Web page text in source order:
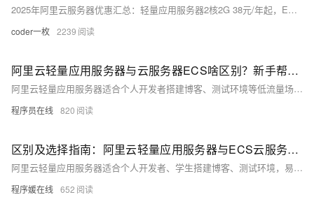
2025年阿里云服务器优惠汇总：轻量应用服务器2核2G 38元/年起，ECS 2核2G 99元/年，2核4G 199元/年，4核16G 89元/月，8核32G 160元/月，香港轻量25元/月起，新老用户同享，续费同价。
coder一枚 2239
阿里云轻量应用服务器与云服务器ECS啥区别？新手帮助教程
阿里云轻量应用服务器适合个人开发者搭建博客、测试环境等低流量场景，操作简单、成本低；ECS适用于企业级高负载业务，功能强大、灵活可扩展。二者在性能、网络、镜像及运维管理上差异显著，用户应根据实际需求选择。
程序员在线 820
区别及选择指南：阿里云轻量应用服务器与ECS云服务器有什么区别？
阿里云轻量应用服务器适合个人开发者、学生搭建博客、测试环境，易用且性价比高；ECS功能更强大，适合企业级应用如大数据、高流量网站。根据需求选择：轻量入门首选，ECS专业之选。
程序媛在线 652